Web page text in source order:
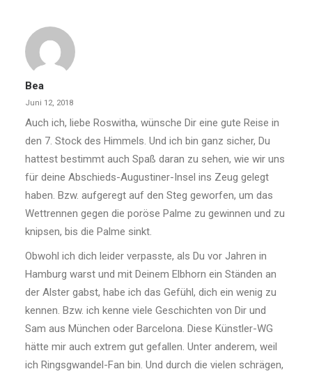
Bea
Juni 12, 2018
Auch ich, liebe Roswitha, wünsche Dir eine gute Reise in
den 7. Stock des Himmels. Und ich bin ganz sicher, Du
hattest bestimmt auch Spaß daran zu sehen, wie wir uns
für deine Abschieds-Augustiner-Insel ins Zeug gelegt
haben. Bzw. aufgeregt auf den Steg geworfen, um das
Wettrennen gegen die poröse Palme zu gewinnen und zu
knipsen, bis die Palme sinkt.
Obwohl ich dich leider verpasste, als Du vor Jahren in
Hamburg warst und mit Deinem Elbhorn ein Ständen an
der Alster gabst, habe ich das Gefühl, dich ein wenig zu
kennen. Bzw. ich kenne viele Geschichten von Dir und
Sam aus München oder Barcelona. Diese Künstler-WG
hätte mir auch extrem gut gefallen. Unter anderem, weil
ich Ringsgwandel-Fan bin. Und durch die vielen schrägen,